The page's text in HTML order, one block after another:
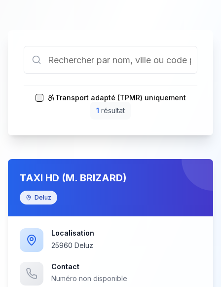
Transport adapté (TPMR) uniquement
1 résultat
TAXI HD (M. BRIZARD)
Deluz
Localisation
25960 Deluz
Contact
Numéro non disponible